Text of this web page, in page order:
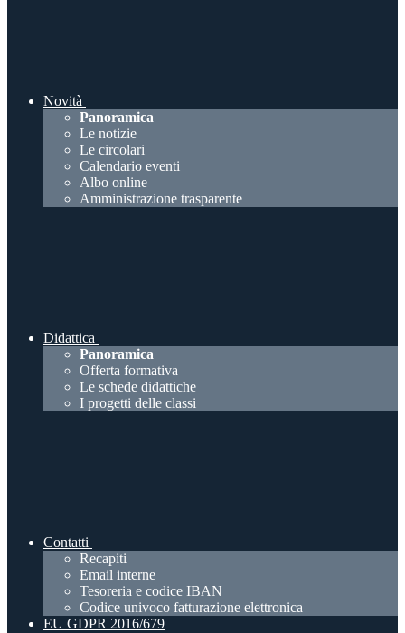
Novità
Panoramica
Le notizie
Le circolari
Calendario eventi
Albo online
Amministrazione trasparente
Didattica
Panoramica
Offerta formativa
Le schede didattiche
I progetti delle classi
Contatti
Recapiti
Email interne
Tesoreria e codice IBAN
Codice univoco fatturazione elettronica
EU GDPR 2016/679